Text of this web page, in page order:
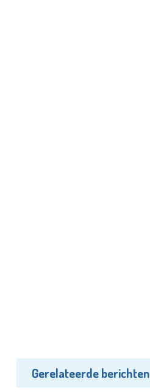
Gerelateerde berichten